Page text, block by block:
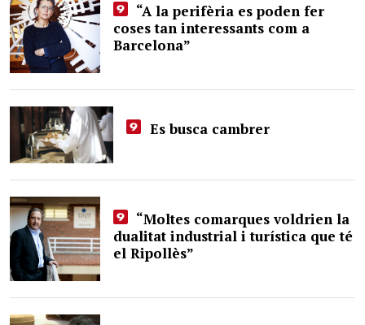
“A la perifèria es poden fer
coses tan interessants com a
Barcelona”
Es busca cambrer
“Moltes comarques voldrien la
dualitat industrial i turística que té
el Ripollès”